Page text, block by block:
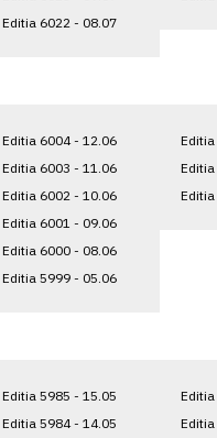
Editia 6022 - 08.07
Editia 6004 - 12.06
Editia 6003 - 11.06
Editia 6002 - 10.06
Editia 6001 - 09.06
Editia 6000 - 08.06
Editia 5999 - 05.06
Editia 5985 - 15.05
Editia 5984 - 14.05